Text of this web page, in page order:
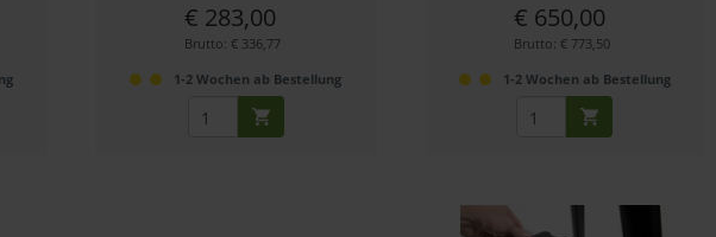
€ 283,00
Brutto: € 336,77
1-2 Wochen ab Bestellung
€ 650,00
Brutto: € 773,50
1-2 Wochen ab Bestellung